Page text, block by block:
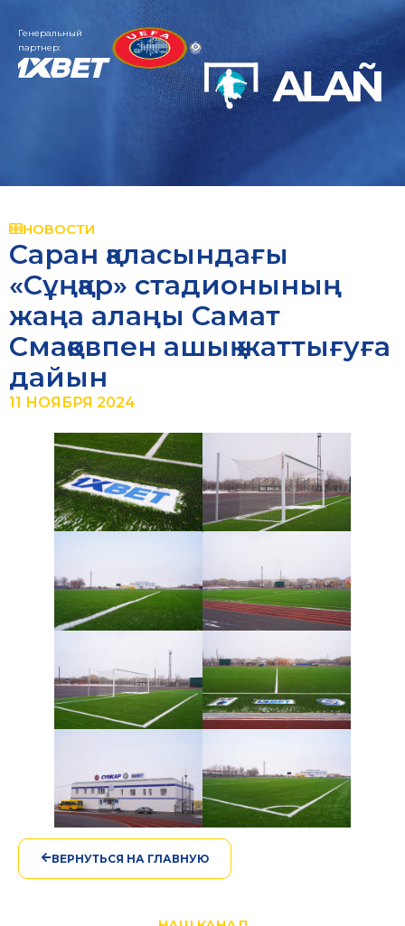
Генеральный
партнер:
НОВОСТИ
Саран қаласындағы
«Сұңқар» стадионының
жаңа алаңы Самат
Смақовпен ашық жаттығуға
дайын
11 НОЯБРЯ 2024
ВЕРНУТЬСЯ НА ГЛАВНУЮ